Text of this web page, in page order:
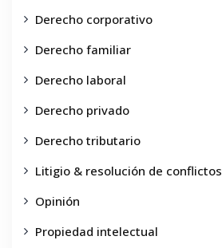
Derecho corporativo
Derecho familiar
Derecho laboral
Derecho privado
Derecho tributario
Litigio & resolución de conflictos
Opinión
Propiedad intelectual